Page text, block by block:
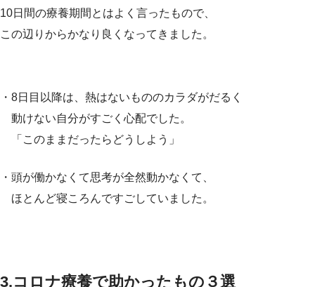
10日間の療養期間とはよく言ったもので、
この辺りからかなり良くなってきました。
・8日目以降は、熱はないもののカラダがだるく
動けない自分がすごく心配でした。
「このままだったらどうしよう」
・頭が働かなくて思考が全然動かなくて、
ほとんど寝ころんですごしていました。
3.コロナ療養で助かったもの３選